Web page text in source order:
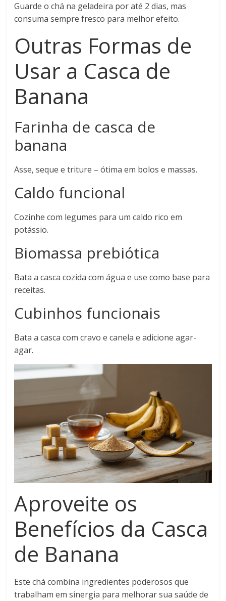
Guarde o chá na geladeira por até 2 dias, mas
consuma sempre fresco para melhor efeito.
Outras Formas de
Usar a Casca de
Banana
Farinha de casca de
banana
Asse, seque e triture – ótima em bolos e massas.
Caldo funcional
Cozinhe com legumes para um caldo rico em
potássio.
Biomassa prebiótica
Bata a casca cozida com água e use como base para
receitas.
Cubinhos funcionais
Bata a casca com cravo e canela e adicione agar-
agar.
Aproveite os
Benefícios da Casca
de Banana
Este chá combina ingredientes poderosos que
trabalham em sinergia para melhorar sua saúde de